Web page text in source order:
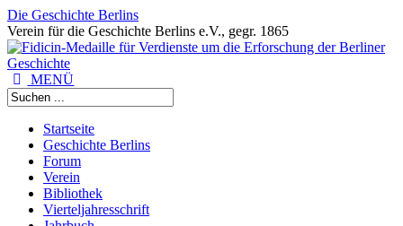
Die Geschichte Berlins
Verein für die Geschichte Berlins e.V., gegr. 1865
MENÜ
Startseite
Geschichte Berlins
Forum
Verein
Bibliothek
Vierteljahresschrift